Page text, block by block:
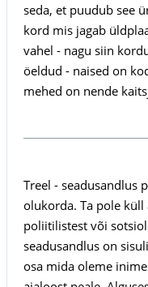
seda, et puudub see
kord mis jagab
vahel - nagu siin
öeldud - naised on
mehed on nende
Treel - seadusandlus
olukorda. Ta pole
poliitilistest või
seadusandlus on
osa mida oleme